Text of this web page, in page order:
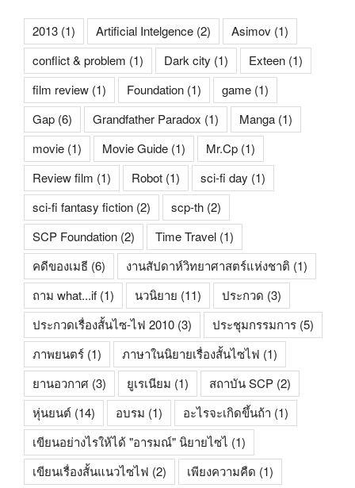
2013 (1) Artificial Intelgence (2) Asimov (1)
conflict & problem (1) Dark city (1) Exteen (1)
film review (1) Foundation (1) game (1)
Gap (6) Grandfather Paradox (1) Manga (1)
movie (1) Movie Guide (1) Mr.Cp (1)
Review film (1) Robot (1) sci-fi day (1)
sci-fi fantasy fiction (2) scp-th (2)
SCP Foundation (2) Time Travel (1)
คดีของเมธี (6) งานสัปดาห์วิทยาศาสตร์แห่งชาติ (1)
ถาม what...if (1) นวนิยาย (11) ประกวด (3)
ประกวดเรื่องสั้นไซ-ไฟ 2010 (3) ประชุมกรรมการ (5)
ภาพยนตร์ (1) ภาษาในนิยายเรื่องสั้นไซไฟ (1)
ยานอวกาศ (3) ยูเรเนียม (1) สถาบัน SCP (2)
หุ่นยนต์ (14) อบรม (1) อะไรจะเกิดขึ้นถ้า (1)
เขียนอย่างไรให้ได้ "อารมณ์" นิยายไซไ (1)
เขียนเรื่องสั้นแนวไซไฟ (2) เพียงความคืด (1)